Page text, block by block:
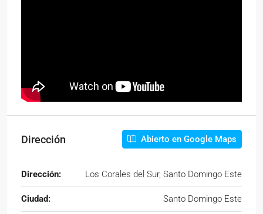
Dirección Abierto en Google Maps
Dirección: Los Corales del Sur, Santo Domingo Este
Ciudad: Santo Domingo Este